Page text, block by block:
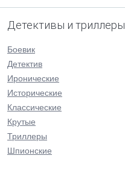
Детективы и триллеры
Боевик
Детектив
Иронические
Исторические
Классические
Крутые
Триллеры
Шпионские